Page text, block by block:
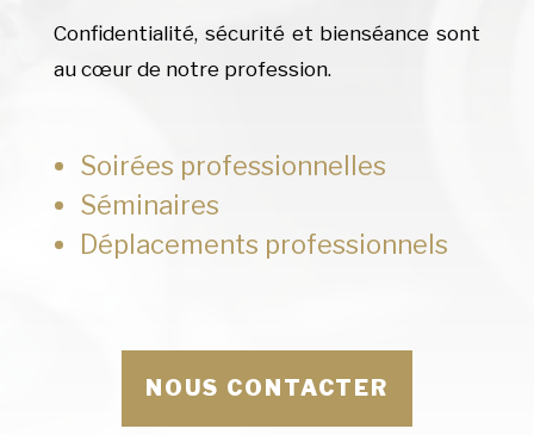
Confidentialité, sécurité et bienséance sont
au cœur de notre profession.
Soirées professionnelles
Séminaires
Déplacements professionnels
NOUS CONTACTER